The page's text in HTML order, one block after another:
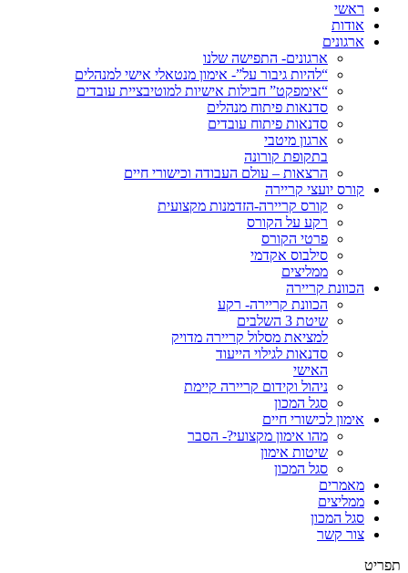
ראשי
אודות
ארגונים
ארגונים- התפישה שלנו
“להיות גיבור על”- אימון מנטאלי אישי למנהלים
“אימפקט” חבילות אישיות למוטיבציית עובדים
סדנאות פיתוח מנהלים
סדנאות פיתוח עובדים
ארגון מיטבי
בתקופת קורונה
הרצאות – עולם העבודה וכישורי חיים
קורס יועצי קריירה
קורס קריירה-הזדמנות מקצועית
רקע על הקורס
פרטי הקורס
סילבוס אקדמי
ממליצים
הכוונת קריירה
הכוונת קריירה- רקע
שיטת 3 השלבים
למציאת מסלול קריירה מדויק
סדנאות לגילוי הייעוד
האישי
ניהול וקידום קריירה קיימת
סגל המכון
אימון לכישורי חיים
מהו אימון מקצועי?- הסבר
שיטות אימון
סגל המכון
מאמרים
ממליצים
סגל המכון
צור קשר
תפריט